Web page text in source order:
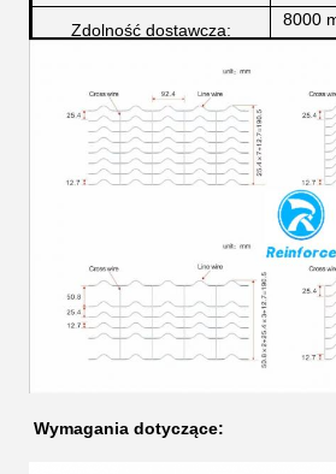
Zdolność dostawcza:
8000
Wymagania dotyczące: